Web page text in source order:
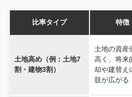
比率タイプ 特徴
土地高め（例：土地7
割・建物3割）
土地の資産
高く、将来
却や建替え
肢が広がる